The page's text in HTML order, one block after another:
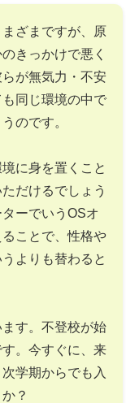
ざまですが、原
きっかけで悪く
が無気力・不安
同じ環境の中で
のです。
に身を置くこと
だけるでしょう
ーでいうOSオ
ことで、性格や
よりも替わると
す。不登校が始
。今すぐに、来
学期からでも入
？